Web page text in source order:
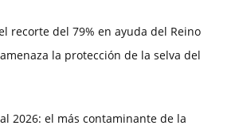
recorte del 79% en ayuda del Reino
la protección de la selva del
2026: el más contaminante de la